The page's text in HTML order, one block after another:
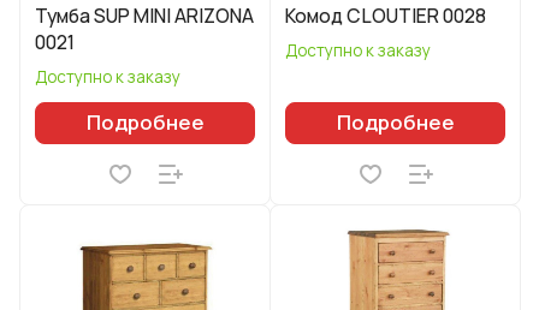
Тумба SUP MINI ARIZONA
0021
Доступно к заказу
Подробнее
Комод CLOUTIER 0028
Доступно к заказу
Подробнее